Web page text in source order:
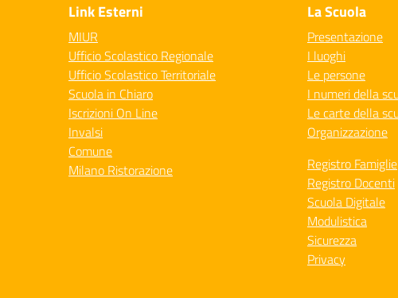
Link Esterni
MIUR
Ufficio Scolastico Regionale
Ufficio Scolastico Territoriale
Scuola in Chiaro
Iscrizioni On Line
Invalsi
Comune
Milano Ristorazione
La Scuola
Presentazione
I luoghi
Le persone
I numeri della
Le carte della
Organizzazione
Registro Famiglie
Registro Docenti
Scuola Digitale
Modulistica
Sicurezza
Privacy